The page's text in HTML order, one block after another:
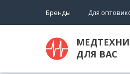
Бренды Для
ДЛЯ ВАС